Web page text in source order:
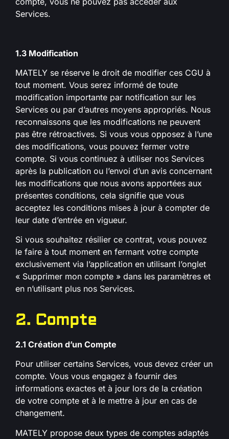
Services.
1.3 Modification
MATELY se réserve le droit de modifier ces CGU à
tout moment. Vous serez informé de toute
modification importante par notification sur les
Services ou par d’autres moyens appropriés. Nous
reconnaissons que les modifications ne peuvent
pas être rétroactives. Si vous vous opposez à l’une
des modifications, vous pouvez fermer votre
compte. Si vous continuez à utiliser nos Services
après la publication ou l’envoi d’un avis concernant
les modifications que nous avons apportées aux
présentes conditions, cela signifie que vous
acceptez les conditions mises à jour à compter de
leur date d’entrée en vigueur.
Si vous souhaitez résilier ce contrat, vous pouvez
le faire à tout moment en fermant votre compte
exclusivement via l’application en utilisant l’onglet
« Supprimer mon compte » dans les paramètres et
en n’utilisant plus nos Services.
2. Compte
2.1 Création d’un Compte
Pour utiliser certains Services, vous devez créer un
compte. Vous vous engagez à fournir des
informations exactes et à jour lors de la création
de votre compte et à le mettre à jour en cas de
changement.
MATELY propose deux types de comptes adaptés